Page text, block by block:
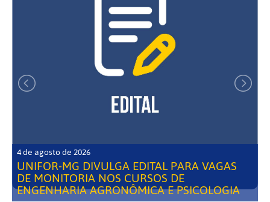
4 de agosto de 2026
UNIFOR-MG DIVULGA EDITAL PARA VAGAS
DE MONITORIA NOS CURSOS DE
ENGENHARIA AGRONÔMICA E PSICOLOGIA